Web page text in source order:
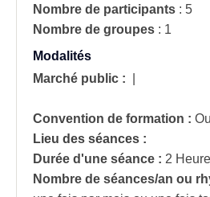
Nombre de participants : 5
Nombre de groupes : 1
Modalités
Marché public :
Convention de formation :
Lieu des séances :
Durée d'une séance : 2
Nombre de séances/an ou